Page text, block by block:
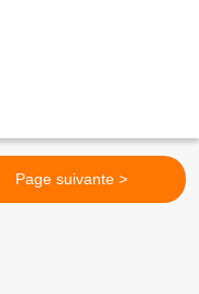
Page suivante >